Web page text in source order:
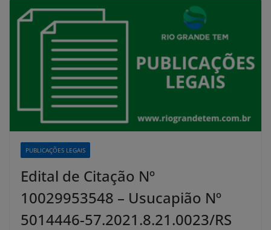
PUBLICAÇÕES LEGAIS
Edital de Citação Nº
10029953548 – Usucapião Nº
5014446-57.2021.8.21.0023/RS